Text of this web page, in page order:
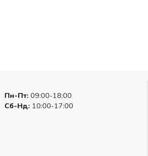
Пн-Пт: 09:00-18:00
Сб-Нд: 10:00-17:00